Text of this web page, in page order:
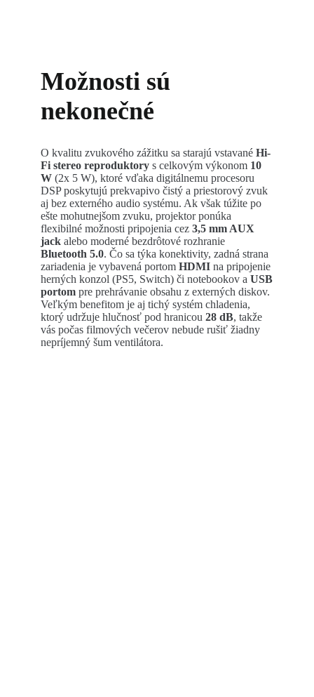
Možnosti sú
nekonečné
O kvalitu zvukového zážitku sa starajú vstavané Hi-
Fi stereo reproduktory s celkovým výkonom 10
W (2x 5 W), ktoré vďaka digitálnemu procesoru
DSP poskytujú prekvapivo čistý a priestorový zvuk
aj bez externého audio systému. Ak však túžite po
ešte mohutnejšom zvuku, projektor ponúka
flexibilné možnosti pripojenia cez 3,5 mm AUX
jack alebo moderné bezdrôtové rozhranie
Bluetooth 5.0. Čo sa týka konektivity, zadná strana
zariadenia je vybavená portom HDMI na pripojenie
herných konzol (PS5, Switch) či notebookov a USB
portom pre prehrávanie obsahu z externých diskov.
Veľkým benefitom je aj tichý systém chladenia,
ktorý udržuje hlučnosť pod hranicou 28 dB, takže
vás počas filmových večerov nebude rušiť žiadny
nepríjemný šum ventilátora.